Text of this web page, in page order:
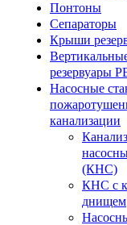
Понтоны
Сепараторы
Крыши
резервуары
Насосные
канализации
(КНС)
КНС с
днищем